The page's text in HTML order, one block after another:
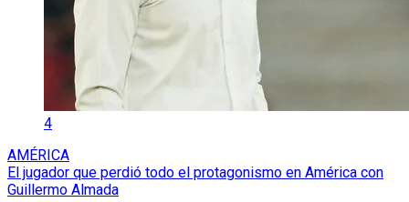
4
AMÉRICA
El jugador que perdió todo el protagonismo en América con
Guillermo Almada